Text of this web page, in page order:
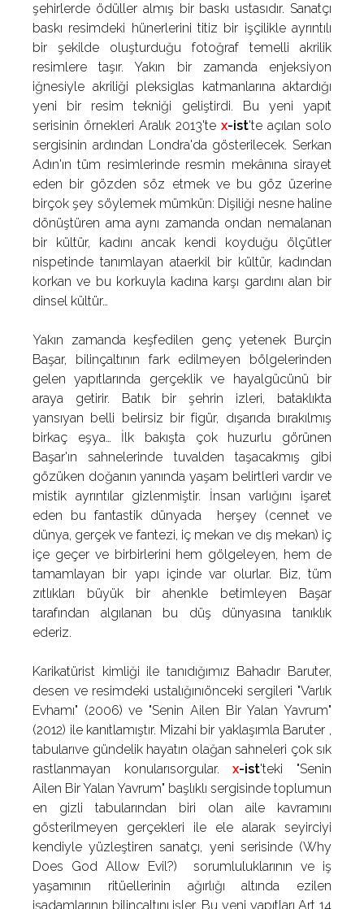
şehirlerde ödüller almış bir baskı ustasıdır. Sanatçı
baskı resimdeki hünerlerini titiz bir işçilikle ayrıntılı
bir şekilde oluşturduğu fotoğraf temelli akrilik
resimlere taşır. Yakın bir zamanda enjeksiyon
iğnesiyle akriliği pleksiglas katmanlarına aktardığı
yeni bir resim tekniği geliştirdi. Bu yeni yapıt
serisinin örnekleri Aralık 2013'te x-ist'te açılan solo
sergisinin ardından Londra'da gösterilecek. Serkan
Adın'ın tüm resimlerinde resmin mekânına sirayet
eden bir gözden söz etmek ve bu göz üzerine
birçok şey söylemek mümkün: Dişiliği nesne haline
dönüştüren ama aynı zamanda ondan nemalanan
bir kültür, kadını ancak kendi koyduğu ölçütler
nispetinde tanımlayan ataerkil bir kültür, kadından
korkan ve bu korkuyla kadına karşı gardını alan bir
dinsel kültür…
Yakın zamanda keşfedilen genç yetenek Burçin
Başar, bilinçaltının fark edilmeyen bölgelerinden
gelen yapıtlarında gerçeklik ve hayalgücünü bir
araya getirir. Batık bir şehrin izleri, bataklıkta
yansıyan belli belirsiz bir figür, dışarıda bırakılmış
birkaç eşya… İlk bakışta çok huzurlu görünen
Başar'ın sahnelerinde tuvalden taşacakmış gibi
gözüken doğanın yanında yaşam belirtleri vardır ve
mistik ayrıntılar gizlenmiştir. İnsan varlığını işaret
eden bu fantastik dünyada herşey (cennet ve
dünya, gerçek ve fantezi, iç mekan ve dış mekan) iç
içe geçer ve birbirlerini hem gölgeleyen, hem de
tamamlayan bir yapı içinde var olurlar. Biz, tüm
zıtlıkları büyük bir ahenkle betimleyen Başar
tarafından algılanan bu düş dünyasına tanıklık
ederiz.
Karikatürist kimliği ile tanıdığımız Bahadır Baruter,
desen ve resimdeki ustalığınıönceki sergileri "Varlık
Evhamı" (2006) ve "Senin Ailen Bir Yalan Yavrum"
(2012) ile kanıtlamıştır. Mizahi bir yaklaşımla Baruter ,
tabularıve gündelik hayatın olağan sahneleri çok sık
rastlanmayan konularısorgular.x-ist'teki "Senin
Ailen Bir Yalan Yavrum" başlıklı sergisinde toplumun
en gizli tabularından biri olan aile kavramını
gösterilmeyen gerçekleri ile ele alarak seyirciyi
kendiyle yüzleştiren sanatçı, yeni serisinde (Why
Does God Allow Evil?) sorumluluklarının ve iş
yaşamının ritüellerinin ağırlığı altında ezilen
işadamlarının bilinçaltını işler. Bu yeni yapıtları Art 14